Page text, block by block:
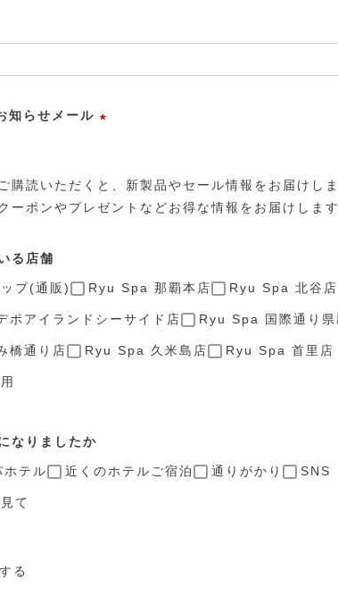
知らせメール
須
)
購読いただくと、新製品やセール情報をお届けし
ーポンやプレゼントなどお得な情報をお届けします
る店舗
プ(通販) Ryu Spa 那覇本店 Ryu Spa 北谷店
ポアイランドシーサイド店 Ryu Spa 国際通り県
橋通り店 Ryu Spa 久米島店 Ryu Spa 首里店
なりましたか
ホテル 近くのホテルご宿泊 通りがかり SNS
て
る